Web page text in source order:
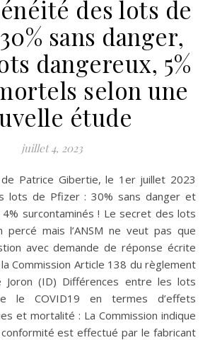
des lots de
sans danger,
dangereux, 5%
selon une
étude
juillet 4, 2023
lots de Pfizer : 30% sans danger et
4% surcontaminés ! Le secret des lots
percé mais l’ANSM ne veut pas que
avec demande de réponse écrite
Commission Article 138 du règlement
Joron (ID) Différences entre les lots
le COVID19 en termes d’effets
et mortalité : La Commission indique
est effectué par le fabricant